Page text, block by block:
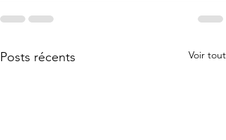
Posts récents Voir tout